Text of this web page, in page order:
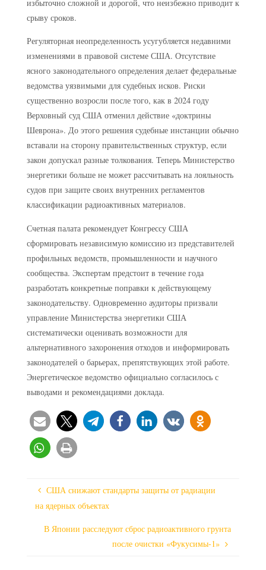
избыточно сложной и дорогой, что неизбежно приводит к
срыву сроков.
Регуляторная неопределенность усугубляется недавними
изменениями в правовой системе США. Отсутствие
ясного законодательного определения делает федеральные
ведомства уязвимыми для судебных исков. Риски
существенно возросли после того, как в 2024 году
Верховный суд США отменил действие «доктрины
Шеврона». До этого решения судебные инстанции обычно
вставали на сторону правительственных структур, если
закон допускал разные толкования. Теперь Министерство
энергетики больше не может рассчитывать на лояльность
судов при защите своих внутренних регламентов
классификации радиоактивных материалов.
Счетная палата рекомендует Конгрессу США
сформировать независимую комиссию из представителей
профильных ведомств, промышленности и научного
сообщества. Экспертам предстоит в течение года
разработать конкретные поправки к действующему
законодательству. Одновременно аудиторы призвали
управление Министерства энергетики США
систематически оценивать возможности для
альтернативного захоронения отходов и информировать
законодателей о барьерах, препятствующих этой работе.
Энергетическое ведомство официально согласилось с
выводами и рекомендациями доклада.
США снижают стандарты защиты от радиации
на ядерных объектах
В Японии расследуют сброс радиоактивного грунта
после очистки «Фукусимы-1»